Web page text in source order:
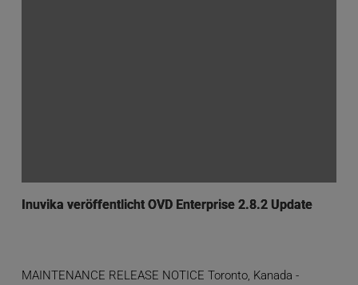
Inuvika veröffentlicht OVD Enterprise 2.8.2 Update
MAINTENANCE RELEASE NOTICE Toronto, Kanada -